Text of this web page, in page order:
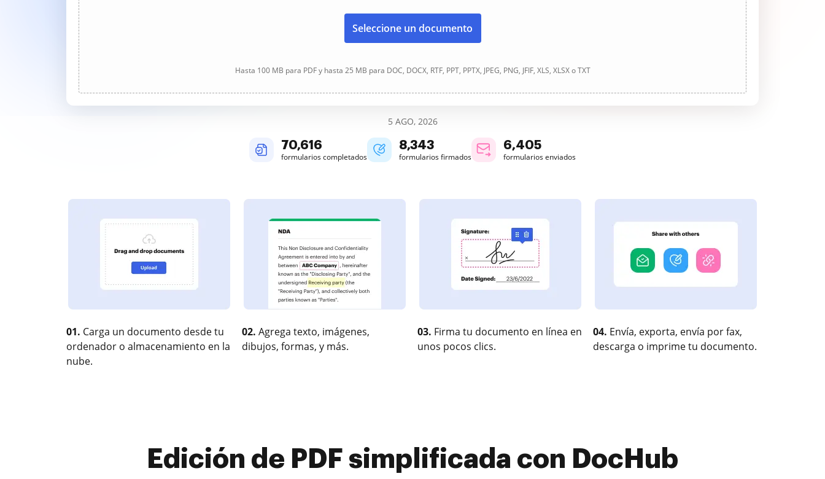
Seleccione un documento
Hasta 100 MB para PDF y hasta 25 MB para DOC, DOCX, RTF, PPT, PPTX, JPEG, PNG, JFIF, XLS, XLSX o TXT
5 AGO, 2026
70,617
formularios completados
8,343
formularios firmados
6,405
formularios enviados
01. Carga un documento desde tu
ordenador o almacenamiento en la
nube.
02. Agrega texto, imágenes,
dibujos, formas, y más.
03. Firma tu documento en línea en
unos pocos clics.
04. Envía, exporta, envía por fax,
descarga o imprime tu documento.
Edición de PDF simplificada con DocHub